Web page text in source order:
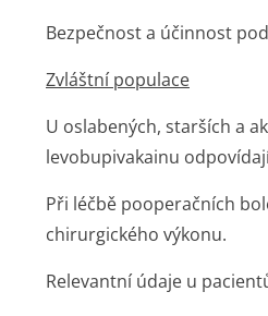
Bezpečnost a účinnost
Zvláštní populace
U oslabených, starších a
levobupivakainu
Při léčbě pooperačních
chirurgického výkonu.
Relevantní údaje u